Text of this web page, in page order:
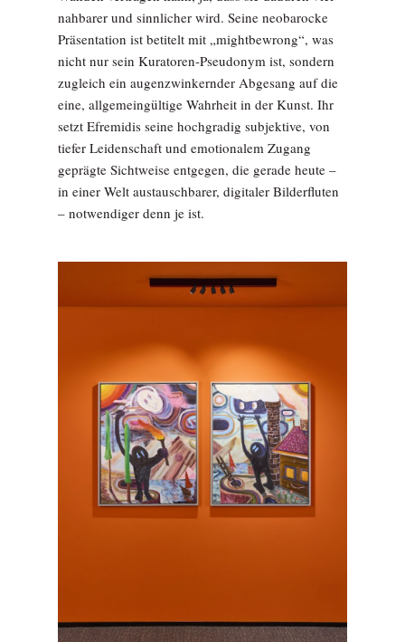
nahbarer und sinnlicher wird. Seine neobarocke
Präsentation ist betitelt mit „mightbewrong“, was
nicht nur sein Kuratoren-Pseudonym ist, sondern
zugleich ein augenzwinkernder Abgesang auf die
eine, allgemeingültige Wahrheit in der Kunst. Ihr
setzt Efremidis seine hochgradig subjektive, von
tiefer Leidenschaft und emotionalem Zugang
geprägte Sichtweise entgegen, die gerade heute –
in einer Welt austauschbarer, digitaler Bilderfluten
– notwendiger denn je ist.